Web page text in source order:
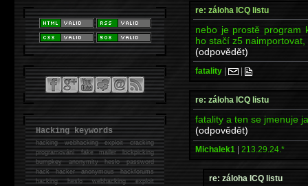
re: záloha ICQ listu
nebo je prostě program
ho stačí z5
(odpovědět)
fatality | |
re: záloha ICQ listu
fatality a ten se jmenuje
(odpovědět)
Michalek1 | 213.29.24.*
re: záloha ICQ listu
Hacking keywords
hackingwebhacking exploit cracking
programování fake mailer lockpicking
bumpkey anonymity heslo password
hackhacker anonymous hackforums
hackingheslo webhacking exploit